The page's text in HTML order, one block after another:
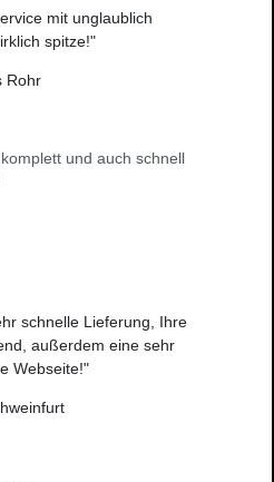
mit unglaublich
spitze!"
Rohr
und auch schnell
schnelle Lieferung, Ihre
außerdem eine sehr
Webseite!"